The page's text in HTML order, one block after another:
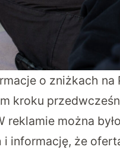
o zniżkach
kroku
reklamie można
i informację, że